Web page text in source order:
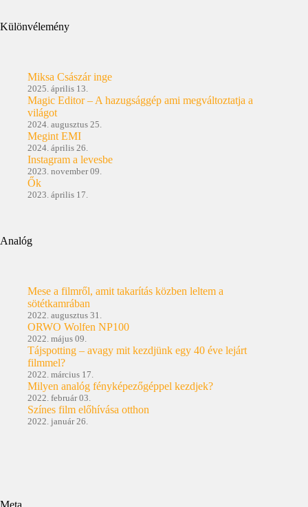
Különvélemény
Miksa Császár inge
2025. április 13.
Magic Editor – A hazugsággép ami megváltoztatja a
világot
2024. augusztus 25.
Megint EMI
2024. április 26.
Instagram a levesbe
2023. november 09.
Ők
2023. április 17.
Analóg
Mese a filmről, amit takarítás közben leltem a
sötétkamrában
2022. augusztus 31.
ORWO Wolfen NP100
2022. május 09.
Tájspotting – avagy mit kezdjünk egy 40 éve lejárt
filmmel?
2022. március 17.
Milyen analóg fényképezőgéppel kezdjek?
2022. február 03.
Színes film előhívása otthon
2022. január 26.